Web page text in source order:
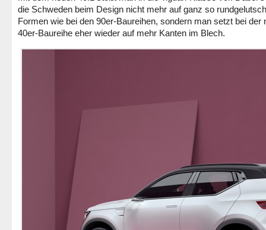
die Schweden beim Design nicht mehr auf ganz so
Formen wie bei den 90er-Baureihen, sondern man setzt bei der
40er-Baureihe eher wieder auf mehr Kanten im Blech.